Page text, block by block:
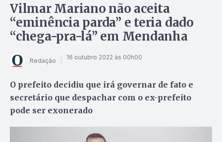
Vilmar Mariano não aceita
“eminência parda” e teria dado
“chega-pra-lá” em Mendanha
Redação 16 outubro 2022 às 00h00
O prefeito decidiu que irá governar de fato e
secretário que despachar com o ex-prefeito
pode ser exonerado